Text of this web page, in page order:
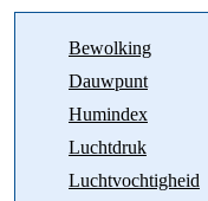
Bewolking
Dauwpunt
Humindex
Luchtdruk
Luchtvochtigheid